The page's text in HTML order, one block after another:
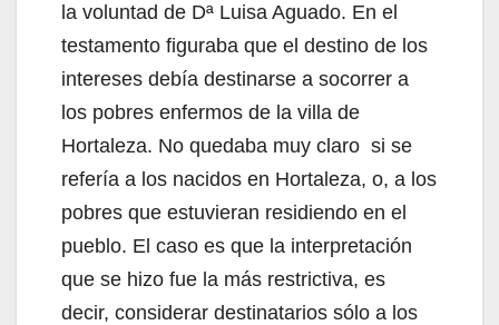
la voluntad de Dª Luisa Aguado. En el
testamento figuraba que el destino de los
intereses debía destinarse a socorrer a
los pobres enfermos de la villa de
Hortaleza. No quedaba muy claro si se
refería a los nacidos en Hortaleza, o, a los
pobres que estuvieran residiendo en el
pueblo. El caso es que la interpretación
que se hizo fue la más restrictiva, es
decir, considerar destinatarios sólo a los